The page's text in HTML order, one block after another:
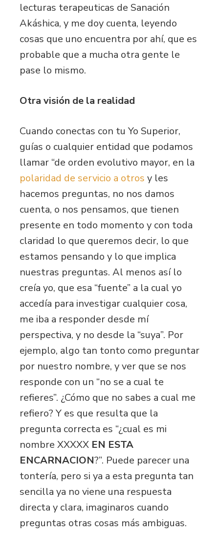
lecturas terapeuticas de Sanación
Akáshica, y me doy cuenta, leyendo
cosas que uno encuentra por ahí, que es
probable que a mucha otra gente le
pase lo mismo.
Otra visión de la realidad
Cuando conectas con tu Yo Superior,
guías o cualquier entidad que podamos
llamar “de orden evolutivo mayor, en la
polaridad de servicio a otros y les
hacemos preguntas, no nos damos
cuenta, o nos pensamos, que tienen
presente en todo momento y con toda
claridad lo que queremos decir, lo que
estamos pensando y lo que implica
nuestras preguntas. Al menos así lo
creía yo, que esa “fuente” a la cual yo
accedía para investigar cualquier cosa,
me iba a responder desde mí
perspectiva, y no desde la “suya”. Por
ejemplo, algo tan tonto como preguntar
por nuestro nombre, y ver que se nos
responde con un “no se a cual te
refieres”. ¿Cómo que no sabes a cual me
refiero? Y es que resulta que la
pregunta correcta es “¿cual es mi
nombre XXXXX EN ESTA
ENCARNACION?”. Puede parecer una
tontería, pero si ya a esta pregunta tan
sencilla ya no viene una respuesta
directa y clara, imaginaros cuando
preguntas otras cosas más ambiguas.